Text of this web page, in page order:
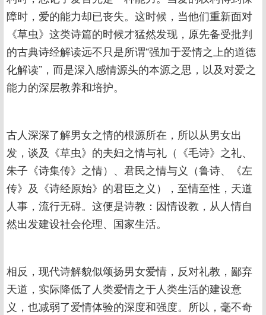
障时，爱的能力却已丧失。这时候，当他们重新面对
《草虫》这类诗篇的时候才猛然发现，原先备受批判
的古典诗经解读远不只是所谓“强加于爱情之上的道德
化解读”，而是深入感情源头的本源之思，以及对爱之
能力的深层教养和培护。
古人深深了解男女之情的根源所在，所以从男女出
发，谈及《草虫》的夫妇之情与礼（《毛诗》之礼、
朱子《诗集传》之情）、君民之情与义（鲁诗、《左
传》及《诗经原始》的君臣之义），至情至性，天道
人事，流行无碍。这便是诗教：因情设教，从人情自
然出发建设社会伦理、国家生活。
相反，现代诗解貌似颂扬男女爱情，反对礼教，鄙弃
天道，实际降低了人类爱情之于人类生活的建设意
义，也减弱了爱情体验的深度和强度。所以，毫不奇